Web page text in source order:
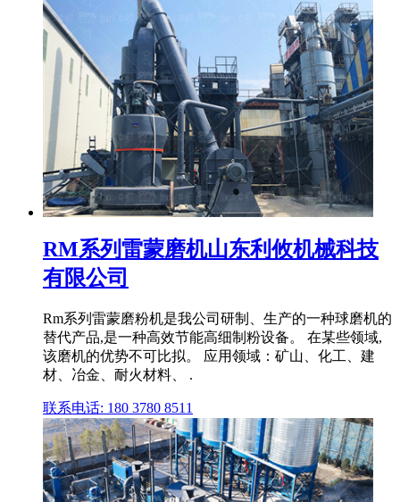
RM系列雷蒙磨机山东利攸机械科技
有限公司
Rm系列雷蒙磨粉机是我公司研制、生产的一种球磨机的
替代产品,是一种高效节能高细制粉设备。 在某些领域,
该磨机的优势不可比拟。 应用领域：矿山、化工、建
材、冶金、耐火材料、 .
联系电话: 180 3780 8511